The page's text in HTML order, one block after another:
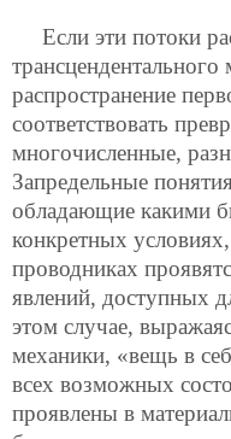
Если эти потоки
трансцендентального
распространение
соответствовать
многочисленные,
Запредельные
обладающие какими
конкретных
проводниках
явлений, доступных
этом случае,
механики, «вещь в
всех возможных
проявлены в